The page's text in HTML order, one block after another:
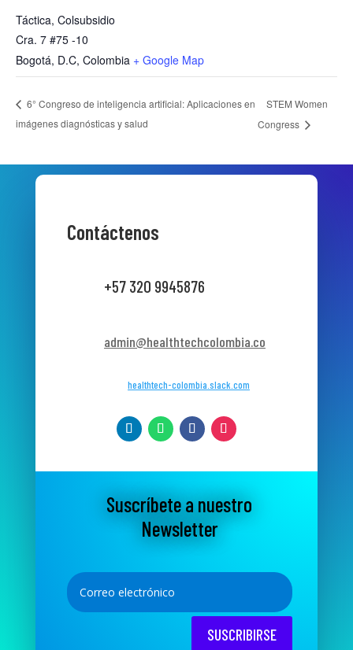
Táctica, Colsubsidio
Cra. 7 #75 -10
Bogotá, D.C, Colombia + Google Map
6° Congreso de inteligencia artificial: Aplicaciones en
imágenes diagnósticas y salud
STEM Women
Congress
Contáctenos
+57 320 9945876
admin@healthtechcolombia.co
healthtech-colombia.slack.com
Suscríbete a nuestro
Newsletter
SUSCRIBIRSE